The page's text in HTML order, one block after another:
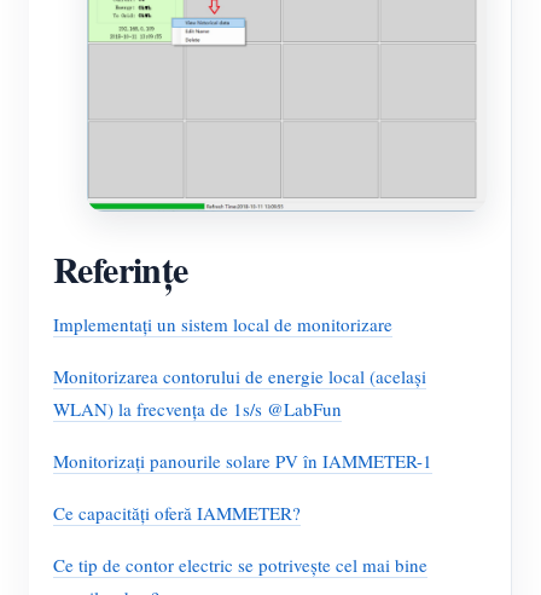
Referințe
Implementați un sistem local de monitorizare
Monitorizarea contorului de energie local (același
WLAN) la frecvența de 1s/s @LabFun
Monitorizați panourile solare PV în IAMMETER-1
Ce capacități oferă IAMMETER?
Ce tip de contor electric se potrivește cel mai bine